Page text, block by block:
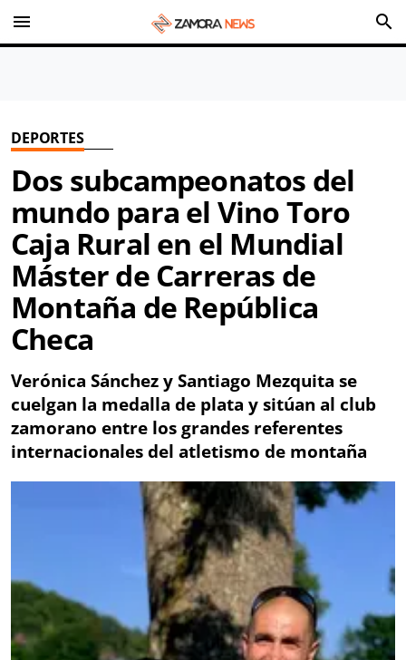
menu search
DEPORTES
Dos subcampeonatos del
mundo para el Vino Toro
Caja Rural en el Mundial
Máster de Carreras de
Montaña de República
Checa
Verónica Sánchez y Santiago Mezquita se
cuelgan la medalla de plata y sitúan al club
zamorano entre los grandes referentes
internacionales del atletismo de montaña